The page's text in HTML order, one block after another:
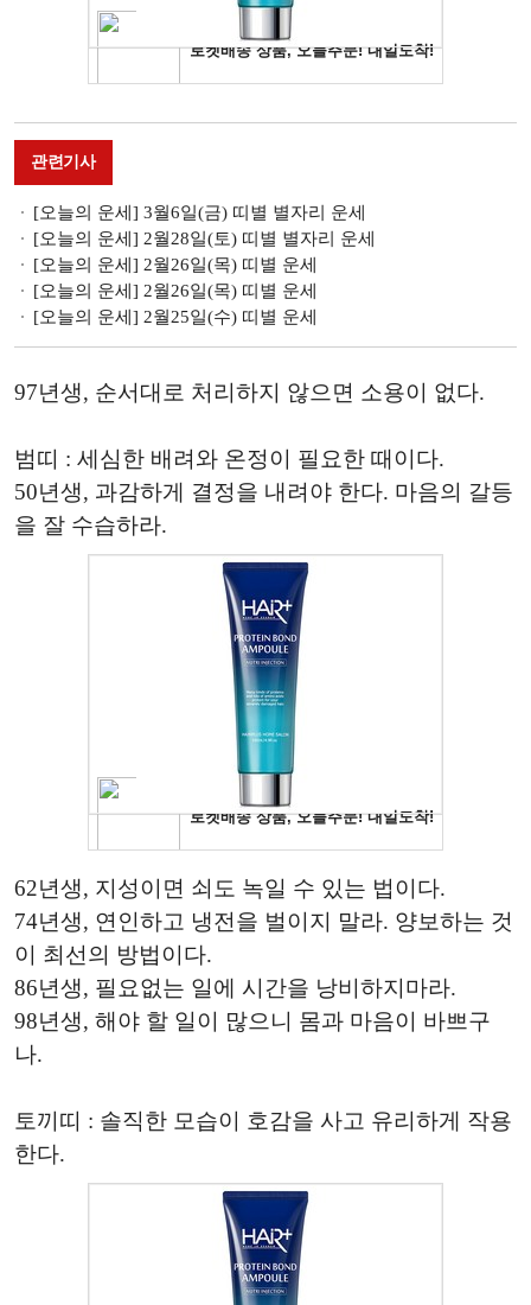
관련기사
[오늘의 운세] 3월6일(금) 띠별 별자리 운세
[오늘의 운세] 2월28일(토) 띠별 별자리 운세
[오늘의 운세] 2월26일(목) 띠별 운세
[오늘의 운세] 2월26일(목) 띠별 운세
[오늘의 운세] 2월25일(수) 띠별 운세
97년생, 순서대로 처리하지 않으면 소용이 없다.
범띠 : 세심한 배려와 온정이 필요한 때이다.
50년생, 과감하게 결정을 내려야 한다. 마음의 갈등
을 잘 수습하라.
62년생, 지성이면 쇠도 녹일 수 있는 법이다.
74년생, 연인하고 냉전을 벌이지 말라. 양보하는 것
이 최선의 방법이다.
86년생, 필요없는 일에 시간을 낭비하지마라.
98년생, 해야 할 일이 많으니 몸과 마음이 바쁘구
나.
토끼띠 : 솔직한 모습이 호감을 사고 유리하게 작용
한다.